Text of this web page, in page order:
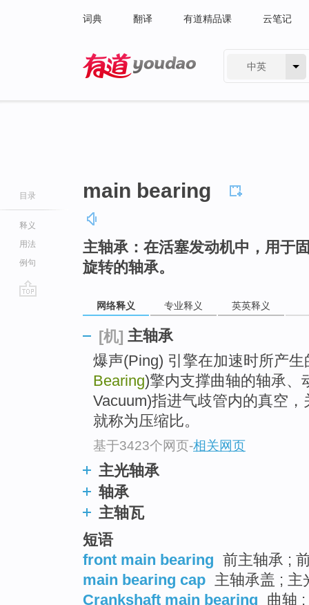
词典 翻译 有道精品课 云笔记
中英
目录
释义
用法
例句
main bearing
主轴承：在活塞发动机中，用于
旋转的轴承。
网络释义 专业释义 英英释义
[机] 主轴承
爆声(Ping) 引擎在加速时所产
Bearing)擎内支撑曲轴的轴承、
Vacuum)指进气歧管内的真空
就称为压缩比。
基于3423个网页-相关网页
主光轴承
轴承
主轴瓦
短语
front main bearing 前主轴承 ;
main bearing cap 主轴承盖 ; 主
Crankshaft main bearing 曲轴